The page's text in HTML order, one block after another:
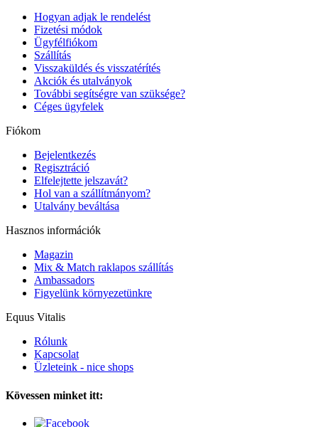
Hogyan adjak le rendelést
Fizetési módok
Ügyfélfiókom
Szállítás
Visszaküldés és visszatérítés
Akciók és utalványok
További segítségre van szüksége?
Céges ügyfelek
Fiókom
Bejelentkezés
Regisztráció
Elfelejtette jelszavát?
Hol van a szállítmányom?
Utalvány beváltása
Hasznos információk
Magazin
Mix & Match raklapos szállítás
Ambassadors
Figyelünk környezetünkre
Equus Vitalis
Rólunk
Kapcsolat
Üzleteink - nice shops
Kövessen minket itt: